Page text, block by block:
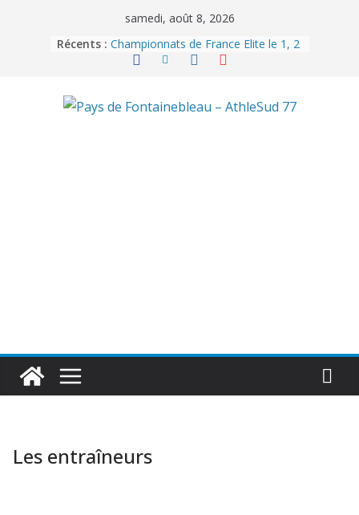
samedi, août 8, 2026
Récents : Championnats de France Elite le 1, 2
et 3 août 2025 à Talence
Challenge Equip’Athlé – Tour
Les entraîneurs